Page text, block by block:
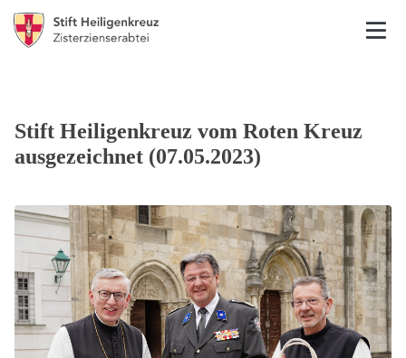
Stift Heiligenkreuz vom Roten Kreuz
ausgezeichnet (07.05.2023)